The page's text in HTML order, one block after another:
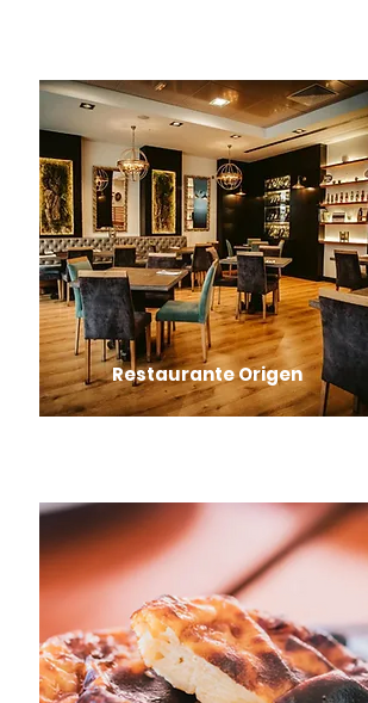
Restaurante Origen